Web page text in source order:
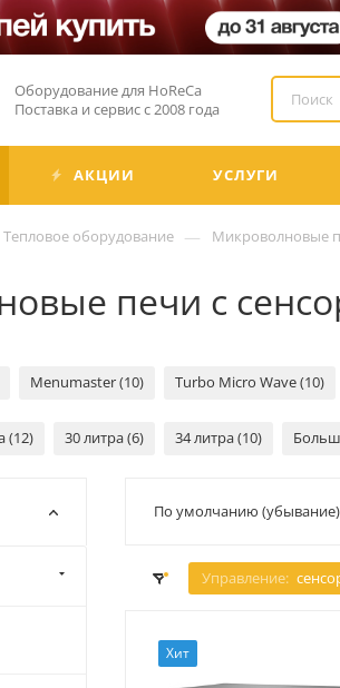
Оборудование для HoReCa
Поставка и сервис с 2008 года
АКЦИИ УСЛУГИ
Тепловое оборудование — Микроволновые
печи с
Menumaster (10) Turbo Micro Wave (10)
(12) 30 литра (6) 34 литра (10)
По умолчанию (убывание)
Управление:
Хит